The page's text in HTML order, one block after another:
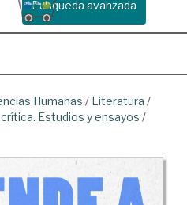
Busqueda avanzada
Humanas / Literatura /
Estudios y ensayos /